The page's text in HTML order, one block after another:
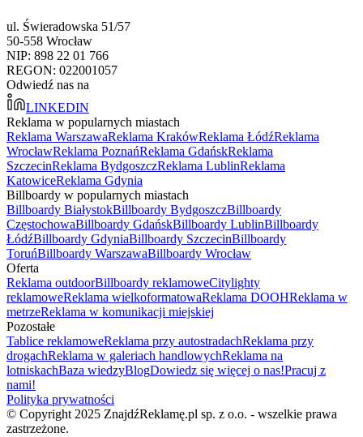
ul. Świeradowska 51/57
50-558 Wrocław
NIP: 898 22 01 766
REGON: 022001057
Odwiedź nas na
LINKEDIN
Reklama w popularnych miastach
Reklama WarszawaReklama KrakówReklama ŁódźReklama
WrocławReklama PoznańReklama GdańskReklama
SzczecinReklama BydgoszczReklama LublinReklama
KatowiceReklama Gdynia
Billboardy w popularnych miastach
Billboardy BiałystokBillboardy BydgoszczBillboardy
CzęstochowaBillboardy GdańskBillboardy LublinBillboardy
ŁódźBillboardy GdyniaBillboardy SzczecinBillboardy
ToruńBillboardy WarszawaBillboardy Wrocław
Oferta
Reklama outdoorBillboardy reklamoweCitylighty
reklamoweReklama wielkoformatowaReklama DOOHReklama w
metrzeReklama w komunikacji miejskiej
Pozostałe
Tablice reklamoweReklama przy autostradachReklama przy
drogachReklama w galeriach handlowychReklama na
lotniskachBaza wiedzyBlogDowiedz się więcej o nas!Pracuj z
nami!
Polityka prywatności
© Copyright 2025 ZnajdźReklamę.pl sp. z o.o. - wszelkie prawa
zastrzeżone.